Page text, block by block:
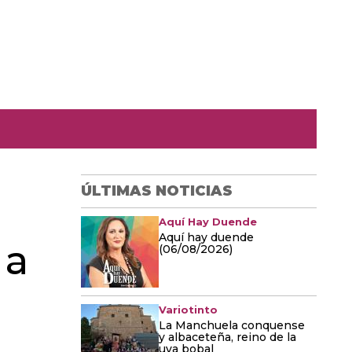
ÚLTIMAS NOTICIAS
Aquí Hay Duende
Aquí hay duende
(06/08/2026)
Variotinto
La Manchuela conquense
y albaceteña, reino de la
uva bobal